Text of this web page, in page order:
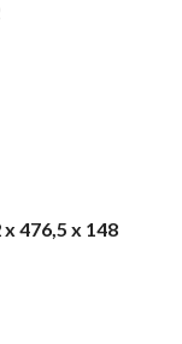
x 476,5 x 148